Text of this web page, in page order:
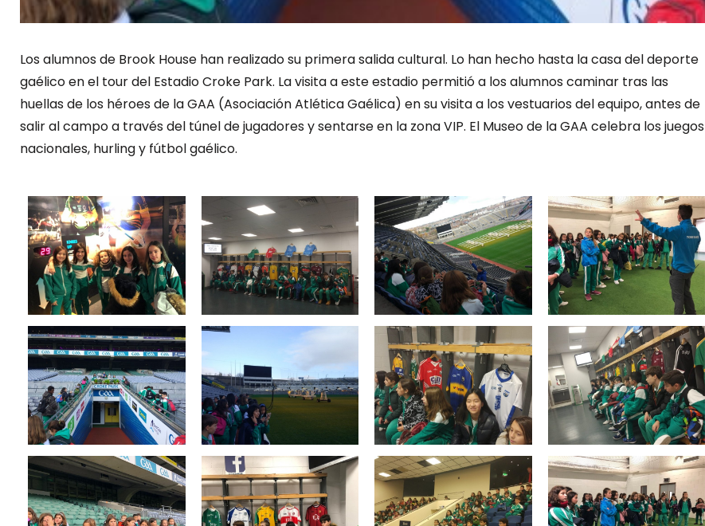
Los alumnos de Brook House han realizado su primera salida cultural. Lo han hecho hasta la casa del deporte
gaélico en el tour del Estadio Croke Park. La visita a este estadio permitió a los alumnos caminar tras las
huellas de los héroes de la GAA (Asociación Atlética Gaélica) en su visita a los vestuarios del equipo, antes de
salir al campo a través del túnel de jugadores y sentarse en la zona VIP. El Museo de la GAA celebra los juegos
nacionales, hurling y fútbol gaélico.